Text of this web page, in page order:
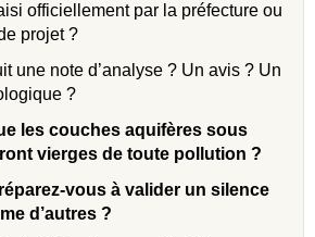
officiellement par la préfecture ou
projet ?
une note d’analyse ? Un avis ? Un
?
les couches aquifères sous
vierges de toute pollution ?
vous à valider un silence
d’autres ?